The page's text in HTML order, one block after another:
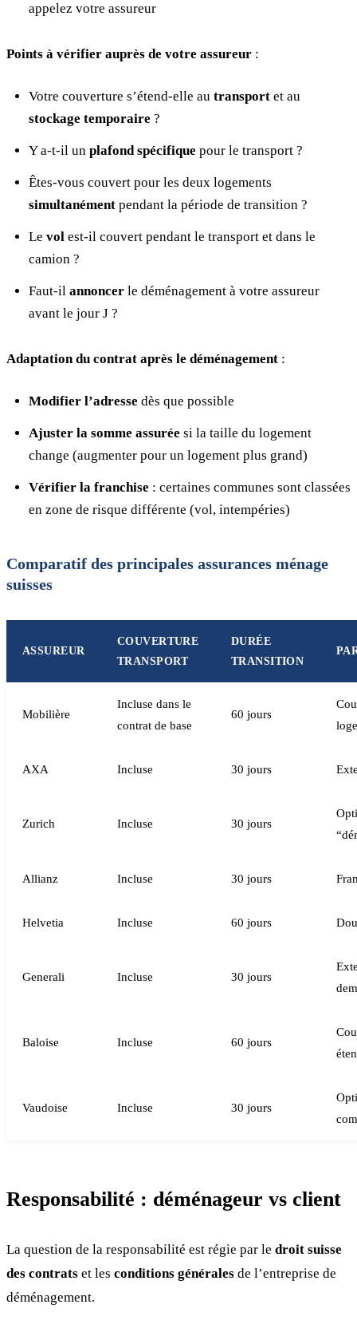
appelez votre assureur
Points à vérifier auprès de votre assureur :
Votre couverture s’étend-elle au transport et au
stockage temporaire ?
Y a-t-il un plafond spécifique pour le transport ?
Êtes-vous couvert pour les deux logements
simultanément pendant la période de transition ?
Le vol est-il couvert pendant le transport et dans le
camion ?
Faut-il annoncer le déménagement à votre assureur
avant le jour J ?
Adaptation du contrat après le déménagement :
Modifier l’adresse dès que possible
Ajuster la somme assurée si la taille du logement
change (augmenter pour un logement plus grand)
Vérifier la franchise : certaines communes sont classées
en zone de risque différente (vol, intempéries)
Comparatif des principales assurances ménage
suisses
ASSUREUR
COUVERTURE
TRANSPORT
DURÉE
TRANSITION
Mobilière
Incluse dans le
contrat de base
60 jours
AXA Incluse 30 jours
Zurich Incluse 30 jours
Allianz Incluse 30 jours
Helvetia Incluse 60 jours
Generali Incluse 30 jours
Baloise Incluse 60 jours
Vaudoise Incluse 30 jours
Responsabilité : déménageur vs client
La question de la responsabilité est régie par le droit suisse
des contrats et les conditions générales de l’entreprise de
déménagement.